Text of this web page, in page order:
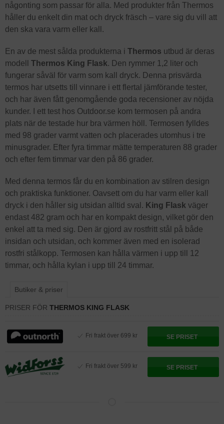
någonting som passar för alla. Med produkter från Thermos
håller du enkelt din mat och dryck fräsch – vare sig du vill att
den ska vara varm eller kall.
En av de mest sålda produkterna i Thermos utbud är deras
modell Thermos King Flask. Den rymmer 1,2 liter och
fungerar såväl för varm som kall dryck. Denna prisvärda
termos har utsetts till vinnare i ett flertal jämförande tester,
och har även fått genomgående goda recensioner av nöjda
kunder. I ett test hos Outdoor.se kom termosen på andra
plats när de testade hur bra värmen höll. Termosen fylldes
med 98 grader varmt vatten och placerades utomhus i tre
minusgrader. Efter fyra timmar mätte temperaturen 88 grader
och efter fem timmar var den på 86 grader.
Med denna termos får du en kombination av stilren design
och praktiska funktioner. Oavsett om du har varm eller kall
dryck i den håller sig utsidan alltid sval. King Flask väger
endast 482 gram och har en kompakt design, vilket gör den
enkel att ta med sig. Den är gjord av rostfritt stål på både
insidan och utsidan, och kommer även med en isolerad
rostfri stålkopp. Termosen kan hålla värmen i upp till 12
timmar, och hålla kylan i upp till 24 timmar.
Butiker & priser
PRISER FÖR THERMOS KING FLASK
Fri frakt över 699 kr SE PRISET
Fri frakt över 599 kr SE PRISET